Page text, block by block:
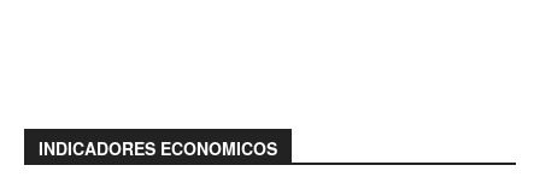
INDICADORES ECONOMICOS